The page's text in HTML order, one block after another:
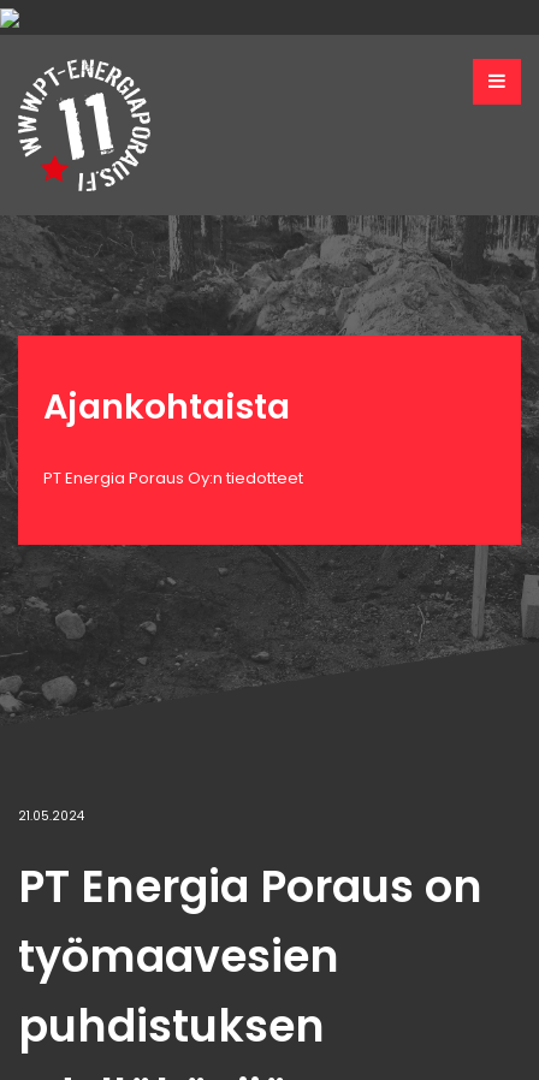
Ajankohtaista
PT Energia Poraus Oy:n tiedotteet
21.05.2024
PT Energia Poraus on
työmaavesien
puhdistuksen